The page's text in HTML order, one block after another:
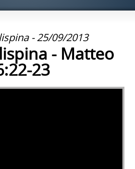
- 25/09/2013
- Matteo
23